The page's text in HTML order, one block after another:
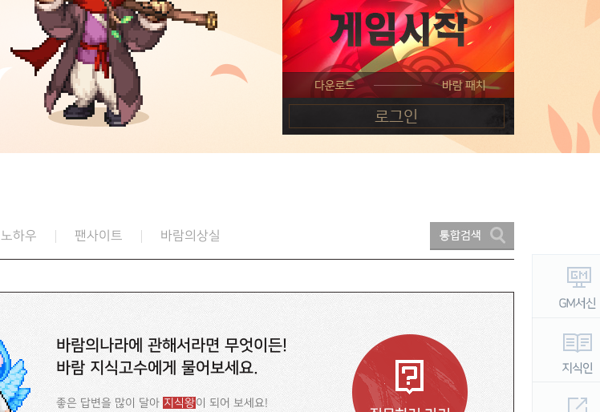
노하우 팬사이트 바람의상실
바람의나라에 관해서라면 무엇이든!
바람 지식고수에게 물어보세요.
좋은 답변을 많이 달아 지식왕이 되어 보세요!